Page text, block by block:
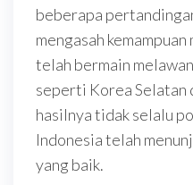
beberapa
mengasah
telah bermain
seperti Korea Selatan
hasilnya tidak selalu
Indonesia telah
yang baik.